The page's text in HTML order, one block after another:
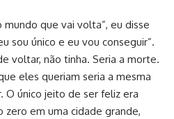
mundo que vai volta”, eu disse
sou único e eu vou conseguir”.
voltar, não tinha. Seria a morte.
eles queriam seria a mesma
O único jeito de ser feliz era
em uma cidade grande,